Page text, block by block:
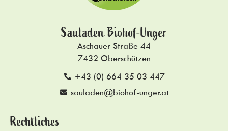
Sauladen Biohof-Unger
Aschauer Straße 44
7432 Oberschützen
+43 (0) 664 35 03 447
sauladen@biohof-unger.at
Rechtliches